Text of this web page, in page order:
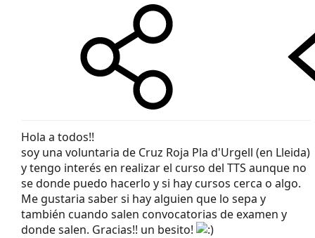
Hola a todos!!
soy una voluntaria de Cruz Roja Pla d'Urgell (en Lleida)
y tengo interés en realizar el curso del TTS aunque no
se donde puedo hacerlo y si hay cursos cerca o algo.
Me gustaria saber si hay alguien que lo sepa y
también cuando salen convocatorias de examen y
donde salen. Gracias!! un besito!